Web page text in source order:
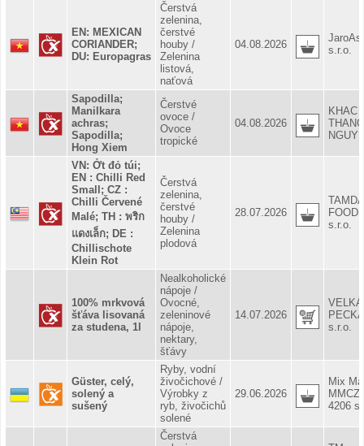
EN: MEXICAN
CORIANDER;
DU: Europagras
Čerstvá
zelenina,
čerstvé
houby /
Zelenina
listová,
naťová
04.08.2026
s.r.o.
Sapodilla;
Manilkara
achras;
Sapodilla;
Hong Xiem
Čerstvé
ovoce /
Ovoce
tropické
04.08.2026
KHAC
THANG
VN: Ởt đỏ túi;
EN : Chilli Red
Small; CZ :
Chilli Červené
Malé; TH : พริก
แดงเล็ก; DE :
Chillischote
Klein Rot
Čerstvá
zelenina,
čerstvé
houby /
Zelenina
plodová
28.07.2026
TAMDA
s.r.o.
100% mrkvová
šťáva lisovaná
za studena, 1l
Nealkoholické
nápoje /
Ovocné,
zeleninové
nápoje,
nektary,
šťávy
14.07.2026
VELKÁ
PECKA
s.r.o.
Güster, celý,
solený a
sušený
Ryby, vodní
živočichové /
Výrobky z
ryb, živočichů
solené
29.06.2026
Mix
MMCZ
4206
Čerstvá